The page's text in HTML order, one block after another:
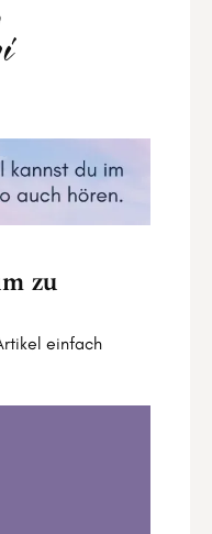
zu
einfach